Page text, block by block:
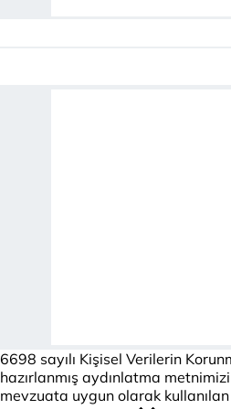
6698 sayılı Kişisel Verilerin
hazırlanmış aydınlatma
mevzuata uygun olarak kullanılan